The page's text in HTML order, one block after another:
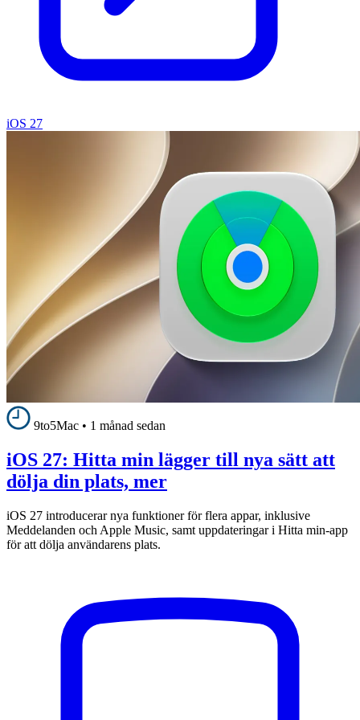
iOS 27
9to5Mac • 1 månad sedan
iOS 27: Hitta min lägger till nya sätt att
dölja din plats, mer
iOS 27 introducerar nya funktioner för flera appar, inklusive
Meddelanden och Apple Music, samt uppdateringar i Hitta min-app
för att dölja användarens plats.